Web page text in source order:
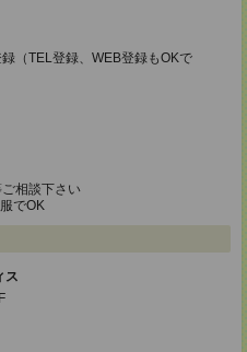
（TEL登録、WEB登録もOKで
相談下さい
でOK
ス